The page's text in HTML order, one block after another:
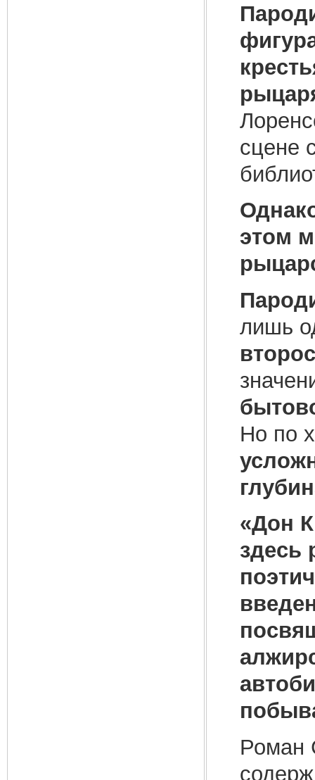
сцене
этом
лишь
Но по
«Дон
здесь
Роман